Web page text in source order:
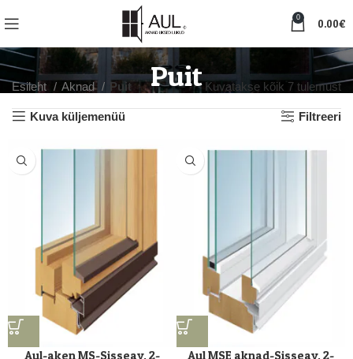
0 0.00€
Puit
Esileht Aknad Puit Kuvatakse kõik 7 tulemust
Kuva küljemenüü Filtreeri
Aul-aken MS-Sisseav. 2-
Aul MSE aknad-Sisseav. 2-